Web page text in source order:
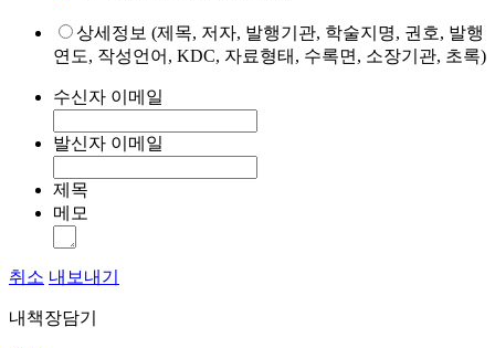
상세정보 (제목, 저자, 발행기관, 학술지명, 권호, 발행
연도, 작성언어, KDC, 자료형태, 수록면, 소장기관, 초록)
수신자 이메일
발신자 이메일
제목
메모
취소 내보내기
내책장담기